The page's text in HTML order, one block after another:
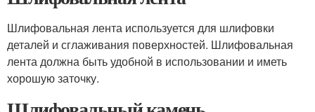
Шлифовальная лента используется для шлифовки
деталей и сглаживания поверхностей. Шлифовальная
лента должна быть удобной в использовании и иметь
хорошую заточку.